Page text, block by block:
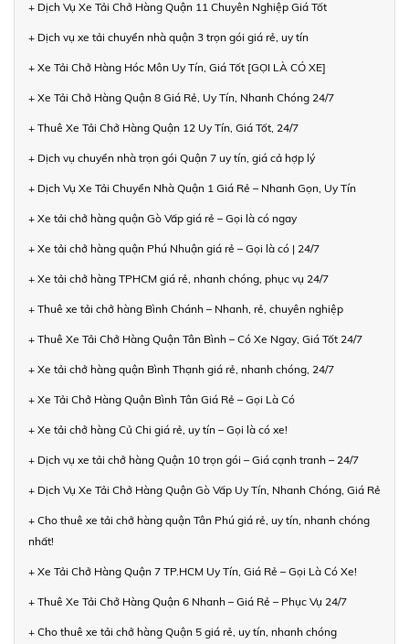
+ Dịch Vụ Xe Tải Chở Hàng Quận 11 Chuyên Nghiệp Giá Tốt
+ Dịch vụ xe tải chuyển nhà quận 3 trọn gói giá rẻ, uy tín
+ Xe Tải Chở Hàng Hóc Môn Uy Tín, Giá Tốt [GỌI LÀ CÓ XE]
+ Xe Tải Chở Hàng Quận 8 Giá Rẻ, Uy Tín, Nhanh Chóng 24/7
+ Thuê Xe Tải Chở Hàng Quận 12 Uy Tín, Giá Tốt, 24/7
+ Dịch vụ chuyển nhà trọn gói Quận 7 uy tín, giá cả hợp lý
+ Dịch Vụ Xe Tải Chuyển Nhà Quận 1 Giá Rẻ – Nhanh Gọn, Uy Tín
+ Xe tải chở hàng quận Gò Vấp giá rẻ – Gọi là có ngay
+ Xe tải chở hàng quận Phú Nhuận giá rẻ – Gọi là có | 24/7
+ Xe tải chở hàng TPHCM giá rẻ, nhanh chóng, phục vụ 24/7
+ Thuê xe tải chở hàng Bình Chánh – Nhanh, rẻ, chuyên nghiệp
+ Thuê Xe Tải Chở Hàng Quận Tân Bình – Có Xe Ngay, Giá Tốt 24/7
+ Xe tải chở hàng quận Bình Thạnh giá rẻ, nhanh chóng, 24/7
+ Xe Tải Chở Hàng Quận Bình Tân Giá Rẻ – Gọi Là Có
+ Xe tải chở hàng Củ Chi giá rẻ, uy tín – Gọi là có xe!
+ Dịch vụ xe tải chở hàng Quận 10 trọn gói – Giá cạnh tranh – 24/7
+ Dịch Vụ Xe Tải Chở Hàng Quận Gò Vấp Uy Tín, Nhanh Chóng, Giá Rẻ
+ Cho thuê xe tải chở hàng quận Tân Phú giá rẻ, uy tín, nhanh chóng
nhất!
+ Xe Tải Chở Hàng Quận 7 TP.HCM Uy Tín, Giá Rẻ – Gọi Là Có Xe!
+ Thuê Xe Tải Chở Hàng Quận 6 Nhanh – Giá Rẻ – Phục Vụ 24/7
+ Cho thuê xe tải chở hàng Quận 5 giá rẻ, uy tín, nhanh chóng